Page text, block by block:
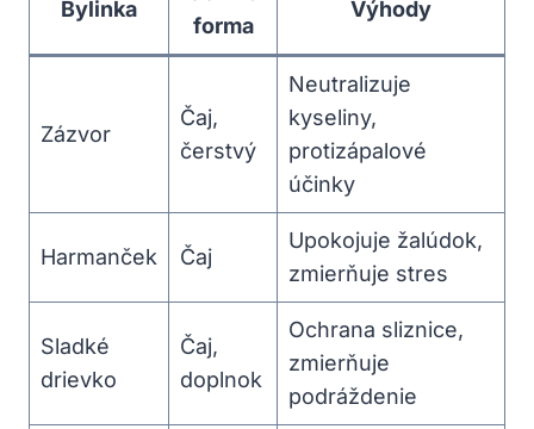
Bylinka
forma
Výhody
Zázvor
Čaj,
čerstvý
Neutralizuje
kyseliny,
protizápalové
účinky
Harmanček Čaj
Upokojuje žalúdok,
zmierňuje stres
Sladké
drievko
Čaj,
doplnok
Ochrana sliznice,
zmierňuje
podráždenie